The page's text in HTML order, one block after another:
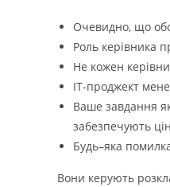
Очевидно, що
Роль керівника
Не кожен
ІТ-проджект
Ваше завдання
забезпечують
Будь–яка
Вони керують